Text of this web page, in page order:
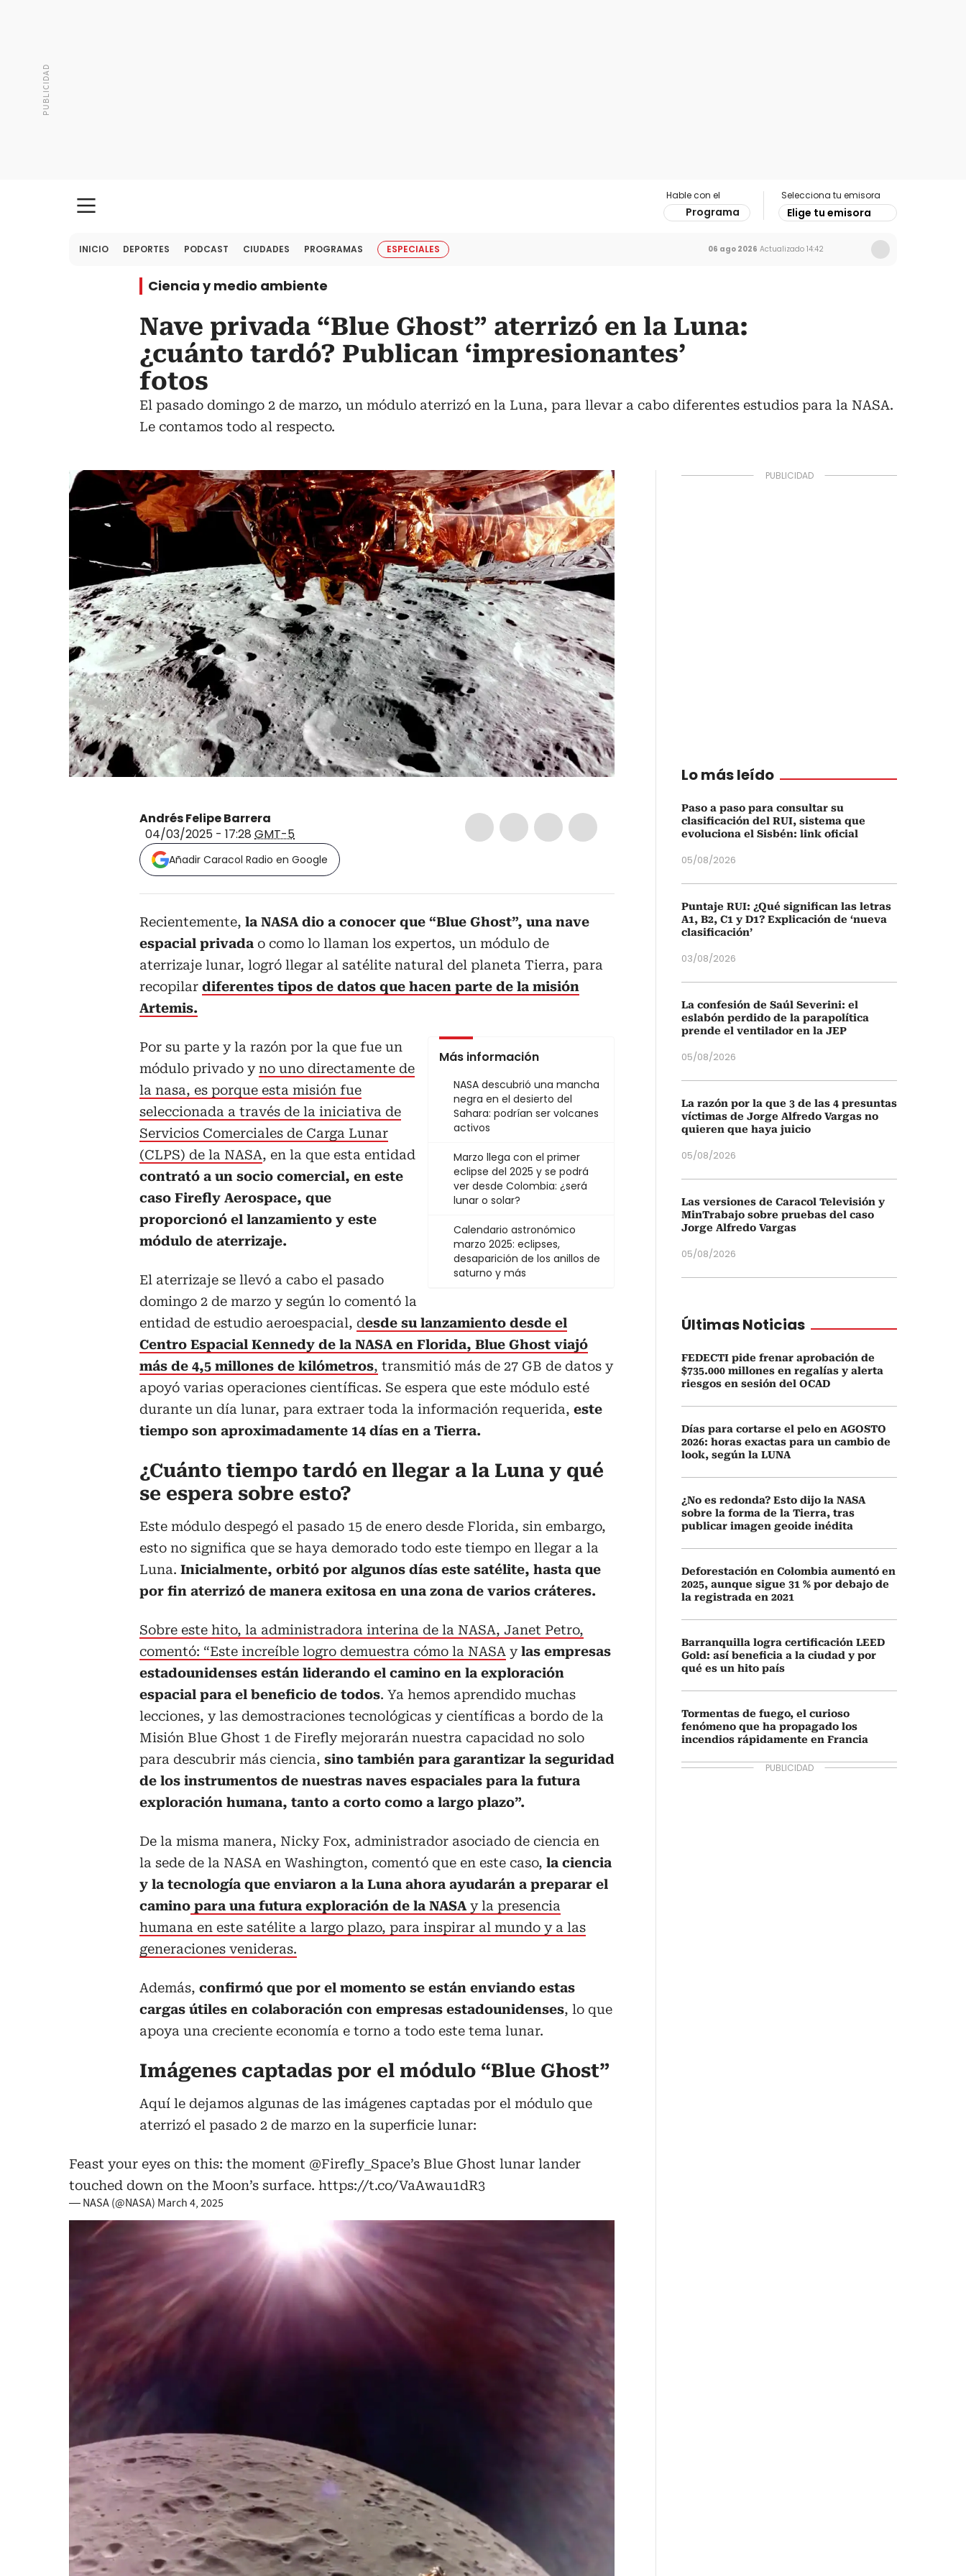
Hable con el
Programa
Selecciona tu emisora
Elige tu emisora
INICIO DEPORTES PODCAST CIUDADES PROGRAMAS ESPECIALES 06 ago 2026 Actualizado 14:42
Ciencia y medio ambiente
Nave privada “Blue Ghost” aterrizó en la Luna:
¿cuánto tardó? Publican ‘impresionantes’
fotos
El pasado domingo 2 de marzo, un módulo aterrizó en la Luna, para llevar a cabo diferentes estudios para la NASA.
Le contamos todo al respecto.
Andrés Felipe Barrera
04/03/2025 - 17:28 GMT-5
Añadir Caracol Radio en Google
Recientemente, la NASA dio a conocer que “Blue Ghost”, una nave
espacial privada o como lo llaman los expertos, un módulo de
aterrizaje lunar, logró llegar al satélite natural del planeta Tierra, para
recopilar diferentes tipos de datos que hacen parte de la misión
Artemis.
Más información
NASA descubrió una mancha
negra en el desierto del
Sahara: podrían ser volcanes
activos
Marzo llega con el primer
eclipse del 2025 y se podrá
ver desde Colombia: ¿será
lunar o solar?
Calendario astronómico
marzo 2025: eclipses,
desaparición de los anillos de
saturno y más
Por su parte y la razón por la que fue un
módulo privado yno uno directamente de
la nasa, es porque esta misión fue
seleccionada a través de la iniciativa de
Servicios Comerciales de Carga Lunar
(CLPS) de la NASA, en la que esta entidad
contrató a un socio comercial, en este
caso Firefly Aerospace, que
proporcionó el lanzamiento y este
módulo de aterrizaje.
El aterrizaje se llevó a cabo el pasado
domingo 2 de marzo y según lo comentó la
entidad de estudio aeroespacial, desde su lanzamiento desde el
Centro Espacial Kennedy de la NASA en Florida, Blue Ghost viajó
más de 4,5 millones de kilómetros, transmitió más de 27 GB de datos y
apoyó varias operaciones científicas. Se espera que este módulo esté
durante un día lunar, para extraer toda la información requerida, este
tiempo son aproximadamente 14 días en a Tierra.
¿Cuánto tiempo tardó en llegar a la Luna y qué
se espera sobre esto?
Este módulo despegó el pasado 15 de enero desde Florida, sin embargo,
esto no significa que se haya demorado todo este tiempo en llegar a la
Luna. Inicialmente, orbitó por algunos días este satélite, hasta que
por fin aterrizó de manera exitosa en una zona de varios cráteres.
Sobre este hito, la administradora interina de la NASA, Janet Petro,
comentó: “Este increíble logro demuestra cómo la NASA ylas empresas
estadounidenses están liderando el camino en la exploración
espacial para el beneficio de todos. Ya hemos aprendido muchas
lecciones, y las demostraciones tecnológicas y científicas a bordo de la
Misión Blue Ghost 1 de Firefly mejorarán nuestra capacidad no solo
para descubrir más ciencia, sino también para garantizar la seguridad
de los instrumentos de nuestras naves espaciales para la futura
exploración humana, tanto a corto como a largo plazo”.
De la misma manera, Nicky Fox, administrador asociado de ciencia en
la sede de la NASA en Washington, comentó que en este caso, la ciencia
y la tecnología que enviaron a la Luna ahora ayudarán a preparar el
camino para una futura exploración de la NASA y la presencia
humana en este satélite a largo plazo, para inspirar al mundo y a las
generaciones venideras.
Además, confirmó que por el momento se están enviando estas
cargas útiles en colaboración con empresas estadounidenses, lo que
apoya una creciente economía e torno a todo este tema lunar.
Imágenes captadas por el módulo “Blue Ghost”
Aquí le dejamos algunas de las imágenes captadas por el módulo que
aterrizó el pasado 2 de marzo en la superficie lunar:
Feast your eyes on this: the moment @Firefly_Space’s Blue Ghost lunar lander
touched down on the Moon’s surface. https://t.co/VaAwau1dR3
— NASA (@NASA) March 4, 2025
Lo más leído
Paso a paso para consultar su
clasificación del RUI, sistema que
evoluciona el Sisbén: link oficial
05/08/2026
Puntaje RUI: ¿Qué significan las letras
A1, B2, C1 y D1? Explicación de ‘nueva
clasificación’
03/08/2026
La confesión de Saúl Severini: el
eslabón perdido de la parapolítica
prende el ventilador en la JEP
05/08/2026
La razón por la que 3 de las 4 presuntas
víctimas de Jorge Alfredo Vargas no
quieren que haya juicio
05/08/2026
Las versiones de Caracol Televisión y
MinTrabajo sobre pruebas del caso
Jorge Alfredo Vargas
05/08/2026
Últimas Noticias
FEDECTI pide frenar aprobación de
$735.000 millones en regalías y alerta
riesgos en sesión del OCAD
Días para cortarse el pelo en AGOSTO
2026: horas exactas para un cambio de
look, según la LUNA
¿No es redonda? Esto dijo la NASA
sobre la forma de la Tierra, tras
publicar imagen geoide inédita
Deforestación en Colombia aumentó en
2025, aunque sigue 31 % por debajo de
la registrada en 2021
Barranquilla logra certificación LEED
Gold: así beneficia a la ciudad y por
qué es un hito país
Tormentas de fuego, el curioso
fenómeno que ha propagado los
incendios rápidamente en Francia